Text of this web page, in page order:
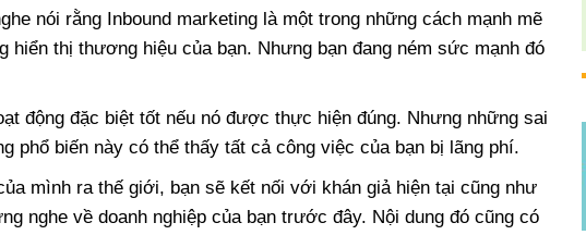
nói rằng Inbound marketing là một trong những cách mạnh mẽ
hiển thị thương hiệu của bạn. Nhưng bạn đang ném sức mạnh đó
động đặc biệt tốt nếu nó được thực hiện đúng. Nhưng những sai
phổ biến này có thể thấy tất cả công việc của bạn bị lãng phí.
mình ra thế giới, bạn sẽ kết nối với khán giả hiện tại cũng như
nghe về doanh nghiệp của bạn trước đây. Nội dung đó cũng có